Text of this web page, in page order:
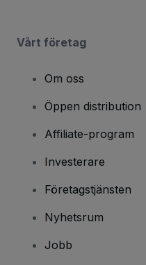
Vårt företag
Om oss
Öppen distribution
Affiliate-program
Investerare
Företagstjänsten
Nyhetsrum
Jobb